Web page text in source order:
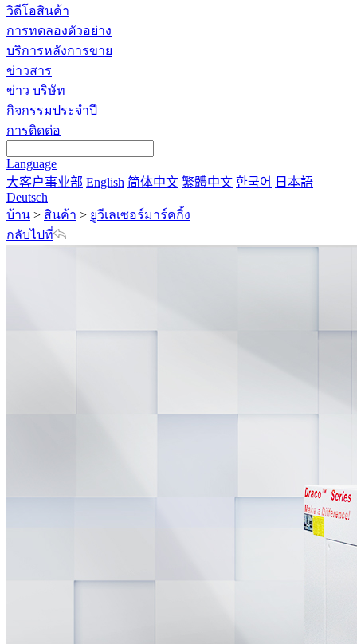
วิดีโอสินค้า
การทดลองตัวอย่าง
บริการหลังการขาย
ข่าวสาร
ข่าว บริษัท
กิจกรรมประจำปี
การติดต่อ
Language
大客户事业部 English 简体中文 繁體中文 한국어
日本語
Deutsch
บ้าน > สินค้า > ยูวีเลเซอร์มาร์คกิ้ง
กลับไปที่